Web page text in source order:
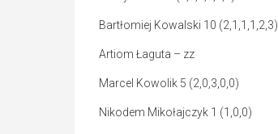
Bartłomiej Kowalski 10 (2,1,1,1,2,3)
Artiom Łaguta – zz
Marcel Kowolik 5 (2,0,3,0,0)
Nikodem Mikołajczyk 1 (1,0,0)